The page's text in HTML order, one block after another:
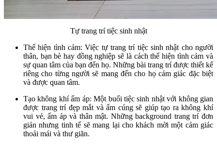
Tự trang trí tiệc sinh nhật
Thể hiện tình cảm: Việc tự trang trí tiệc sinh nhật cho người
thân, bạn bè hay đồng nghiệp sẽ là cách thể hiện tình cảm và
sự quan tâm của bạn đến họ. Những bài trang trí được thiết kế
riêng cho từng người sẽ mang đến cho họ cảm giác đặc biệt
và được quan tâm.
Tạo không khí ấm áp: Một buổi tiệc sinh nhật với không gian
được trang trí đẹp mắt và ấm cúng sẽ giúp tạo ra không khí
vui vẻ, ấm áp và thân mật. Những background trang trí đơn
giản nhưng tinh tế sẽ mang lại cho khách mời một cảm giác
thoải mái và thư giãn.